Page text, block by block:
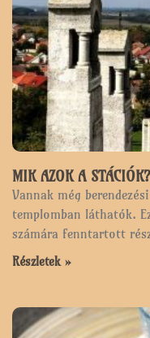
MIK AZOK A STÁCIÓK?
Vannak még
templomban láthatók.
számára fenntartott
Részletek »